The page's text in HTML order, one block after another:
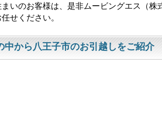
いのお客様は、是非ムービングエス（株
せください。
中から八王子市のお引越しをご紹介